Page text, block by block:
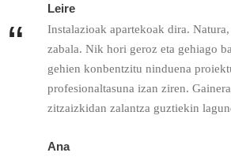
Leire
“
Instalazioak apartekoak dira.
zabala. Nik hori geroz eta gehiago
gehien konbentzitu ninduena
profesionaltasuna izan ziren.
zitzaizkidan zalantza guztiekin
Ana